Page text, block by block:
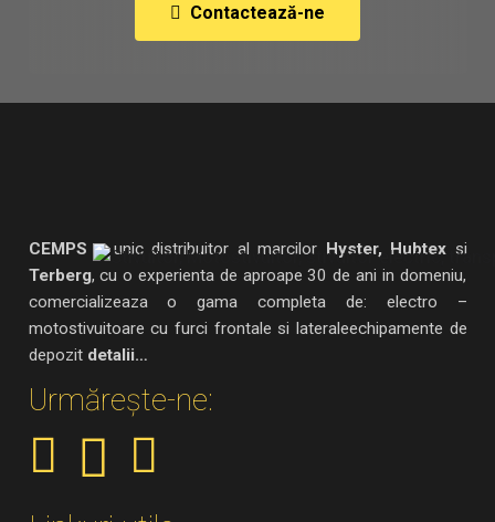
Contactează-ne
CEMPS – unic distribuitor al marcilor Hyster, Hubtex si
Terberg, cu o experienta de aproape 30 de ani in domeniu,
comercializeaza o gama completa de: electro –
motostivuitoare cu furci frontale si lateraleechipamente de
depozit detalii…
Urmărește-ne: